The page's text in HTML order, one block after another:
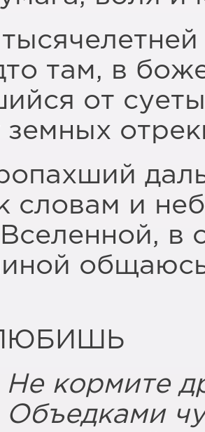
там, в
от
земных
словам и
в
общаюсь